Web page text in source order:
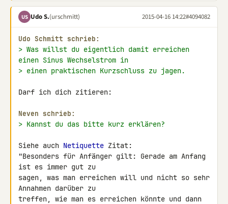
US Udo S.(urschmitt) 2015-04-16 14:22#4094082
Udo Schmitt schrieb:
> Was willst du eigentlich damit erreichen
einen Sinus Wechselstrom in
> einen praktischen Kurzschluss zu jagen.
Darf ich dich zitieren:
Neven schrieb:
> Kannst du das bitte kurz erklären?
Siehe auch Netiquette Zitat:
"Besonders für Anfänger gilt: Gerade am Anfang
ist es immer gut zu
sagen, was man erreichen will und nicht so sehr
Annahmen darüber zu
treffen, wie man es erreichen könnte und dann